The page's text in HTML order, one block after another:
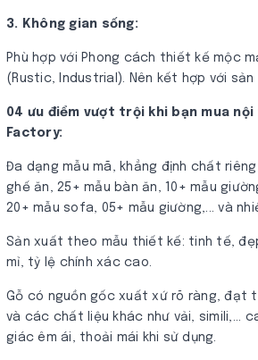
3. Không gian sống:
Phù hợp với Phong cách thiết kế mộc
(Rustic, Industrial). Nên kết hợp với sản
04 ưu điểm vượt trội khi bạn mua
Factory:
Đa dạng mẫu mã, khẳng định chất riêng
ghế ăn, 25+ mẫu bàn ăn, 10+ mẫu
20+ mẫu sofa, 05+ mẫu giường,... và
Sản xuất theo mẫu thiết kế: tinh tế,
mỉ, tỷ lệ chính xác cao.
Gỗ có nguồn gốc xuất xứ rõ ràng, đạt
và các chất liệu khác như vải, simili,...
giác êm ái, thoải mái khi sử dụng.